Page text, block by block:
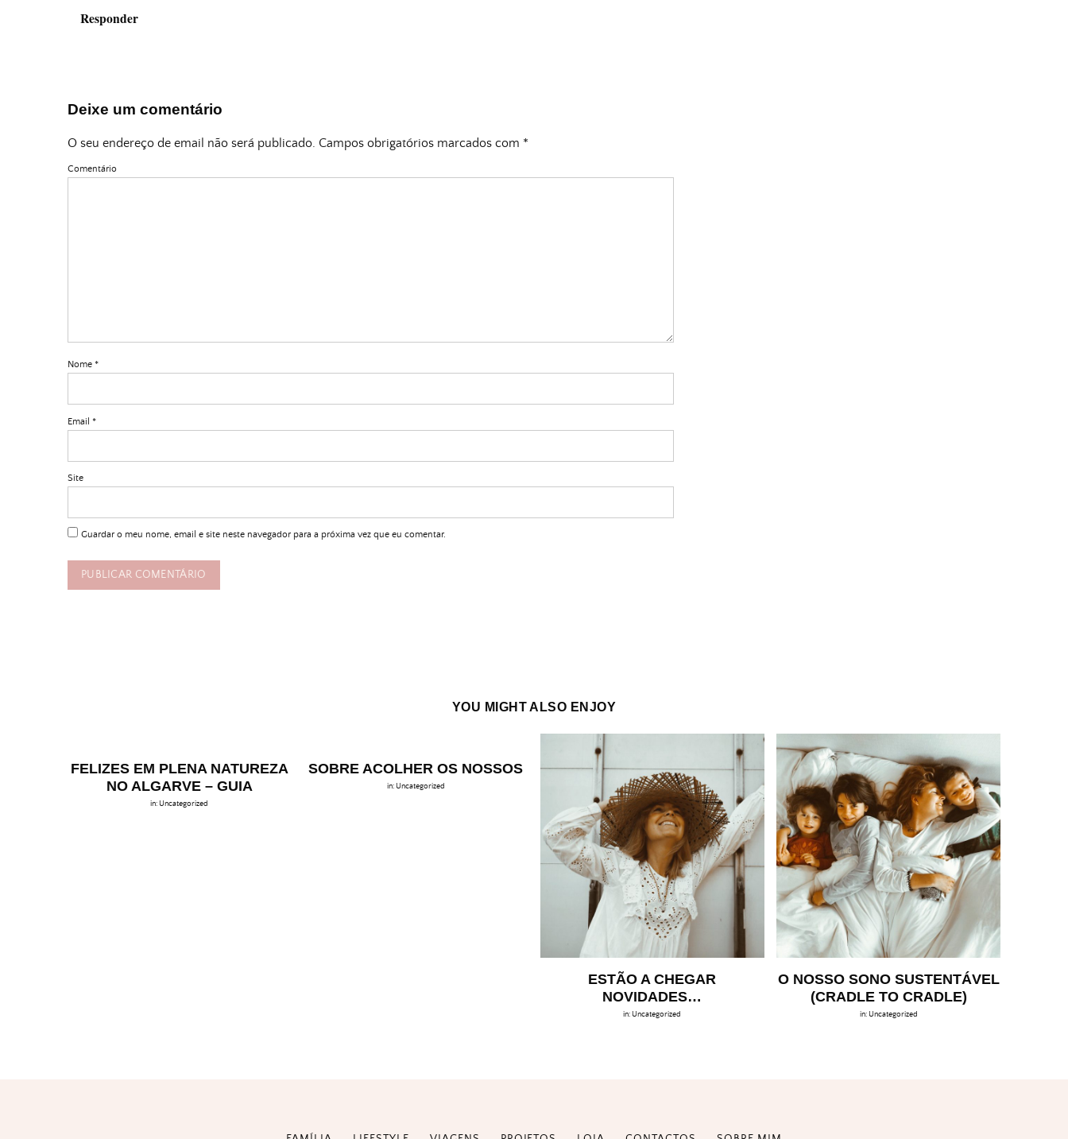
Responder
Deixe um comentário
O seu endereço de email não será publicado. Campos obrigatórios marcados com *
Comentário
Nome *
Email *
Site
Guardar o meu nome, email e site neste navegador para a próxima vez que eu comentar.
YOU MIGHT ALSO ENJOY
FELIZES EM PLENA NATUREZA
NO ALGARVE – GUIA
in: Uncategorized
SOBRE ACOLHER OS NOSSOS
in: Uncategorized
ESTÃO A CHEGAR
NOVIDADES…
in: Uncategorized
O NOSSO SONO SUSTENTÁVEL
(CRADLE TO CRADLE)
in: Uncategorized